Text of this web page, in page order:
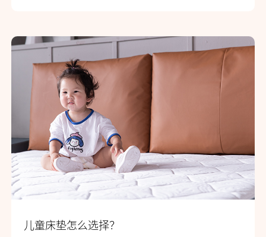
儿童床垫怎么选择？